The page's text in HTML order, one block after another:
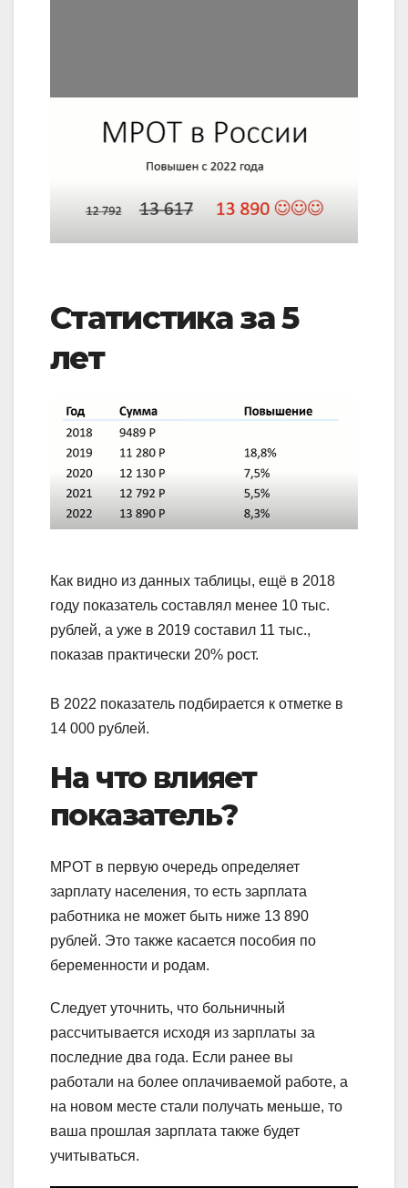
Статистика за 5
лет
Как видно из данных таблицы, ещё в 2018
году показатель составлял менее 10 тыс.
рублей, а уже в 2019 составил 11 тыс.,
показав практически 20% рост.
В 2022 показатель подбирается к отметке в
14 000 рублей.
На что влияет
показатель?
МРОТ в первую очередь определяет
зарплату населения, то есть зарплата
работника не может быть ниже 13 890
рублей. Это также касается пособия по
беременности и родам.
Следует уточнить, что больничный
рассчитывается исходя из зарплаты за
последние два года. Если ранее вы
работали на более оплачиваемой работе, а
на новом месте стали получать меньше, то
ваша прошлая зарплата также будет
учитываться.